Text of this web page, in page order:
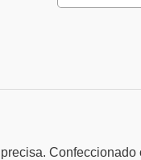
Confeccionado